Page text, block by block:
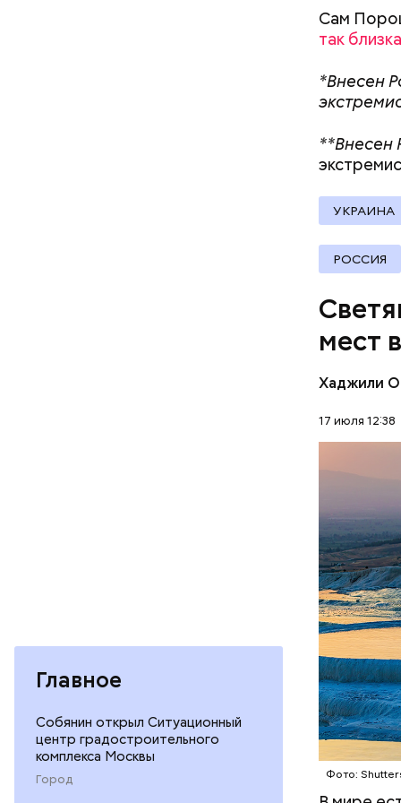
Главное
Собянин открыл Ситуационный
центр градостроительного
комплекса Москвы
Город
Сам
так
*Внесен
**Внесен
УКРАИНА
РОССИЯ
мест
Хаджили
17 июля 12:38
Фото:
сделаны
Однако
обуви, но
тапочки
Подход
всей